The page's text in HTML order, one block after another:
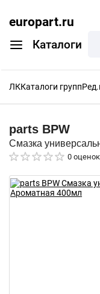
europart.ru
Каталоги
ЛККаталоги групп
parts BPW
Смазка
0 оценок